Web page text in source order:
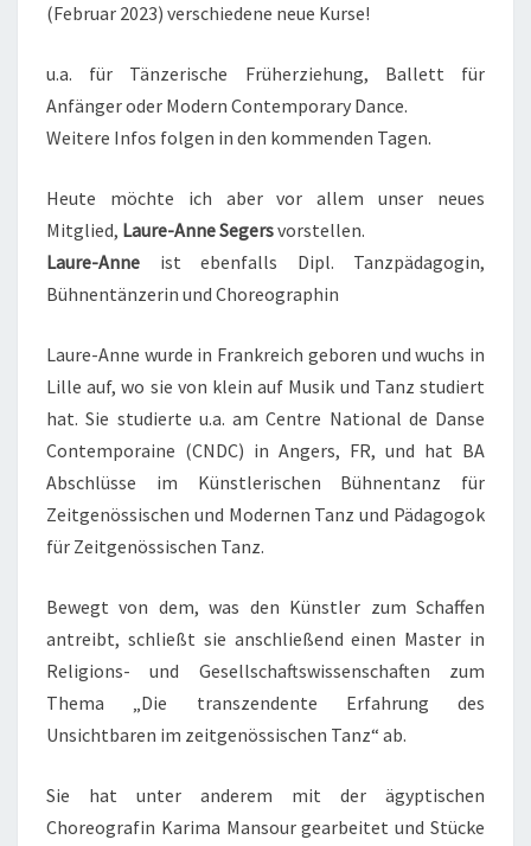
(Februar 2023) verschiedene neue Kurse!
u.a. für Tänzerische Früherziehung, Ballett für
Anfänger oder Modern Contemporary Dance.
Weitere Infos folgen in den kommenden Tagen.
Heute möchte ich aber vor allem unser neues
Mitglied, Laure-Anne Segersvorstellen.
Laure-Anne
ist ebenfalls Dipl. Tanzpädagogin,
Bühnentänzerin und Choreographin
Laure-Anne wurde in Frankreich geboren und wuchs in
Lille auf, wo sie von klein auf Musik und Tanz studiert
hat. Sie studierte u.a. am Centre National de Danse
Contemporaine (CNDC) in Angers, FR, und hat BA
Abschlüsse im Künstlerischen Bühnentanz für
Zeitgenössischen und Modernen Tanz und Pädagogok
für Zeitgenössischen Tanz.
Bewegt von dem, was den Künstler zum Schaffen
antreibt, schließt sie anschließend einen Master in
Religions- und Gesellschaftswissenschaften zum
Thema „Die transzendente Erfahrung des
Unsichtbaren im zeitgenössischen Tanz“ ab.
Sie hat unter anderem mit der ägyptischen
Choreografin Karima Mansour gearbeitet und Stücke